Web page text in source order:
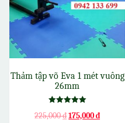
Thảm tập võ Eva 1 mét vuông
26mm
hạng
225,000₫175,000₫